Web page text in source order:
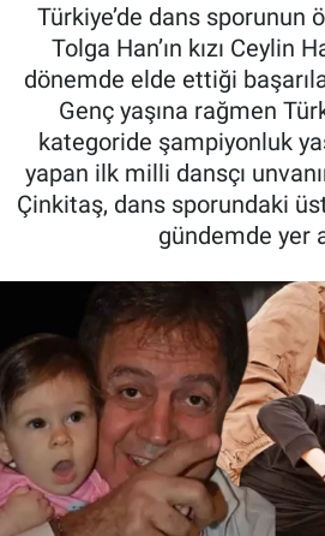
Türkiye’de dans sporunun
Tolga Han’ın kızı Ceylin
dönemde elde ettiği
Genç yaşına rağmen
kategoride şampiyonluk
yapan ilk milli dansçı
Çinkitaş, dans sporundaki
gündemde yer
Süper Lig Puan Durumu ve
Tüm Manşetler
Son Dakika Haberleri
Haber Arşivi